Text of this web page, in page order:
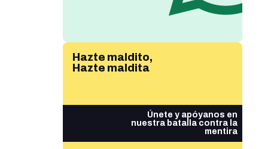
Hazte maldito,
Hazte maldita
Únete y apóyanos en
nuestra batalla contra la
mentira